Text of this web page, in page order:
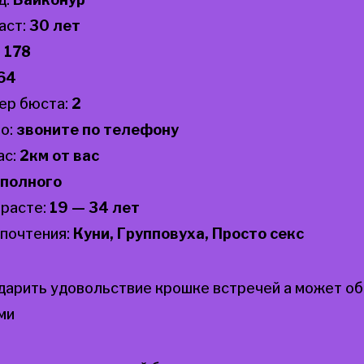
30 лет
178
бюста: 2
звоните по телефону
2км от вас
полного
19 — 34 лет
Куни, Групповуха, Просто секс
удовольствие крошке встречей а может